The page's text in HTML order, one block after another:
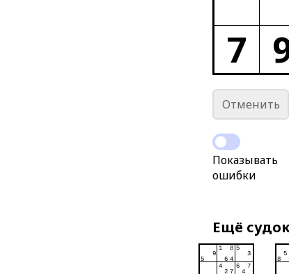
7
Отменить
Показывать
ошибки
Ещё